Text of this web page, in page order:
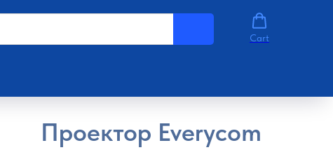
Cart
Проектор Everycom